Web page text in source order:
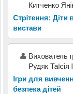
Китченко
Стрітення: Діти
вистави
Вихователь
Рудяк Таїсія
Ігри для
безпека дітей